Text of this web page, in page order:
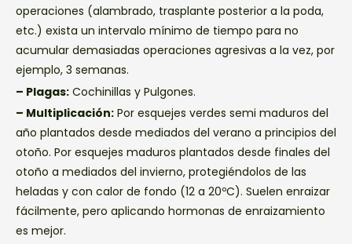
operaciones (alambrado, trasplante posterior a la poda,
etc.) exista un intervalo mínimo de tiempo para no
acumular demasiadas operaciones agresivas a la vez, por
ejemplo, 3 semanas.
– Plagas: Cochinillas y Pulgones.
– Multiplicación: Por esquejes verdes semi maduros del
año plantados desde mediados del verano a principios del
otoño. Por esquejes maduros plantados desde finales del
otoño a mediados del invierno, protegiéndolos de las
heladas y con calor de fondo (12 a 20ºC). Suelen enraizar
fácilmente, pero aplicando hormonas de enraizamiento
es mejor.